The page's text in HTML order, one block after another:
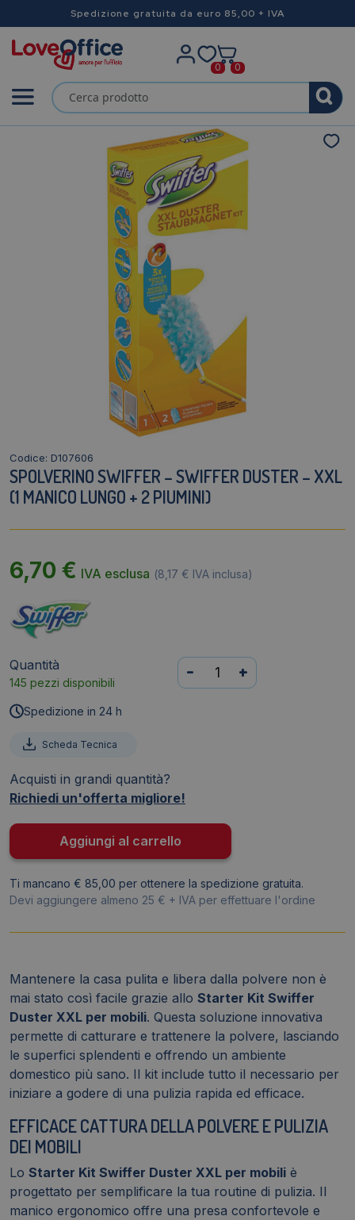
Spedizione gratuita da euro 85,00 + IVA
0 0
Codice: D107606
SPOLVERINO SWIFFER – SWIFFER DUSTER – XXL
(1 MANICO LUNGO + 2 PIUMINI)
6,70 € IVA esclusa (8,17 € IVA inclusa)
Quantità
145 pezzi disponibili
Spolverino
Swiffer
(1
lungo
+
piumini)
- +
Spedizione in 24 h
Scheda Tecnica
Acquisti in grandi quantità?
Richiedi un'offerta migliore!
Aggiungi al carrello
Ti mancano € 85,00 per ottenere la spedizione gratuita.
Devi aggiungere almeno 25 € + IVA per effettuare l'ordine
Mantenere la casa pulita e libera dalla polvere non è
mai stato così facile grazie allo Starter Kit Swiffer
Duster XXL per mobili. Questa soluzione innovativa
permette di catturare e trattenere la polvere, lasciando
le superfici splendenti e offrendo un ambiente
domestico più sano. Il kit include tutto il necessario per
iniziare a godere di una pulizia rapida ed efficace.
EFFICACE CATTURA DELLA POLVERE E PULIZIA
DEI MOBILI
Lo Starter Kit Swiffer Duster XXL per mobili è
progettato per semplificare la tua routine di pulizia. Il
manico ergonomico offre una presa confortevole e